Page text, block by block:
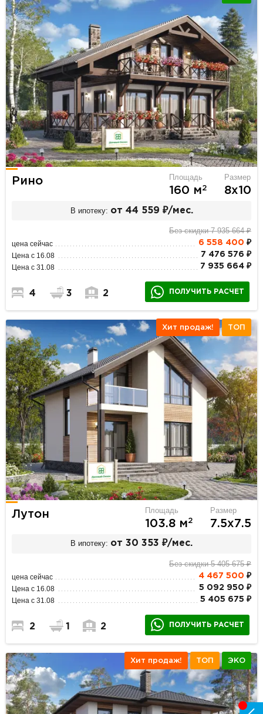
Рино Площадь
160 м2
Размер
8х10
В ипотеку: от 44 559 ₽/мес.
Без скидки 7 935 664 ₽
цена сейчас 6 558 400 ₽
Цена с 16.08 7 476 576 ₽
Цена с 31.08 7 935 664 ₽
4 3 2 ПОЛУЧИТЬ РАСЧЕТ
Хит продаж! ТОП
Лутон Площадь
103.8 м2
Размер
7.5х7.5
В ипотеку: от 30 353 ₽/мес.
Без скидки 5 405 675 ₽
цена сейчас 4 467 500 ₽
Цена с 16.08 5 092 950 ₽
Цена с 31.08 5 405 675 ₽
2 1 2 ПОЛУЧИТЬ РАСЧЕТ
Хит продаж! ТОП ЭКО